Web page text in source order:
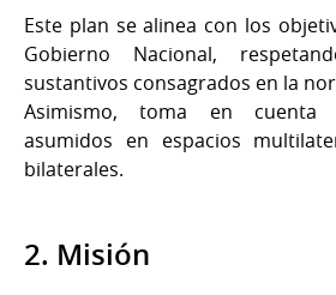
Este plan se alinea con los
Gobierno Nacional,
sustantivos consagrados en la
Asimismo, toma en cuenta
asumidos en espacios
bilaterales.
2. Misión